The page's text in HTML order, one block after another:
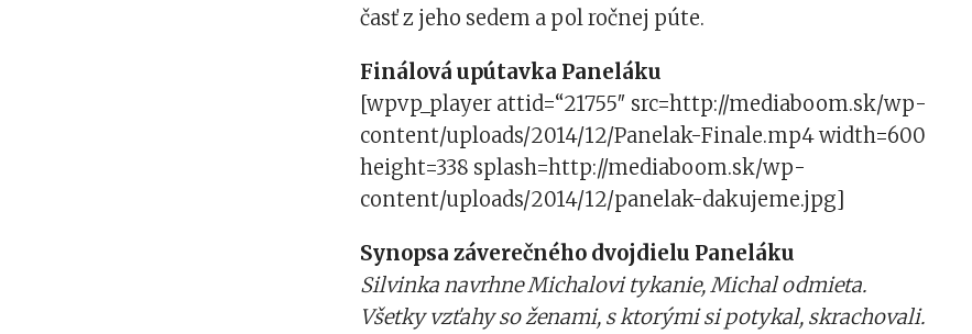
časť z jeho sedem a pol ročnej púte.
Finálová upútavka Paneláku
[wpvp_player attid=“21755″ src=http://mediaboom.sk/wp-
content/uploads/2014/12/Panelak-Finale.mp4 width=600
height=338 splash=http://mediaboom.sk/wp-
content/uploads/2014/12/panelak-dakujeme.jpg]
Synopsa záverečného dvojdielu Paneláku
Silvinka navrhne Michalovi tykanie, Michal odmieta.
Všetky vzťahy so ženami, s ktorými si potykal, skrachovali.